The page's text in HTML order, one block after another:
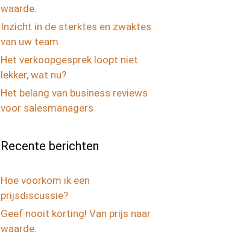
waarde.
Inzicht in de sterktes en zwaktes
van uw team
Het verkoopgesprek loopt niet
lekker, wat nu?
Het belang van business reviews
voor salesmanagers
Recente berichten
Hoe voorkom ik een
prijsdiscussie?
Geef nooit korting! Van prijs naar
waarde.